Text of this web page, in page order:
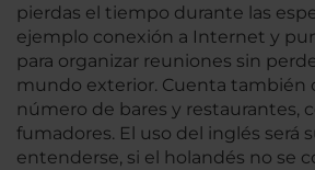
pierdas el tiempo durante las
ejemplo conexión a Internet y
para organizar reuniones sin
mundo exterior. Cuenta también
número de bares y restaurantes,
fumadores. El uso del inglés será
entenderse, si el holandés no se